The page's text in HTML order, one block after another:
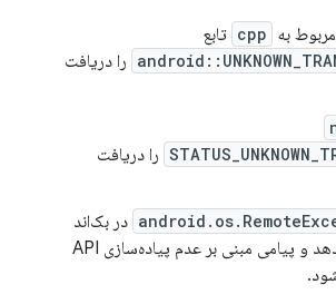
cpp تابع
را دریافت
را دریافت
در بک‌اند
رخ می‌دهد و پیامی مبنی بر عدم پیاده‌سازی API